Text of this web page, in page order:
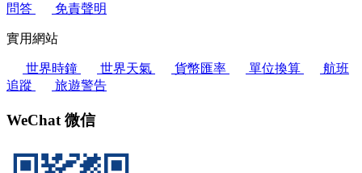
問答
免責聲明
實用網站
世界時鐘 世界天氣 貨幣匯率 單位換算
航班
追蹤
旅遊警告
WeChat 微信